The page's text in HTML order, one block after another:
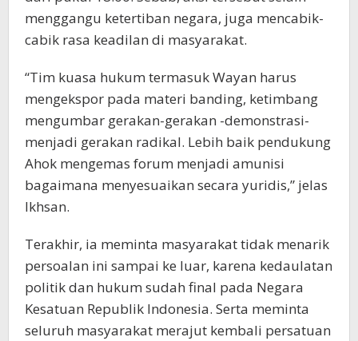
menggangu ketertiban negara, juga mencabik-
cabik rasa keadilan di masyarakat.
“Tim kuasa hukum termasuk Wayan harus
mengekspor pada materi banding, ketimbang
mengumbar gerakan-gerakan -demonstrasi-
menjadi gerakan radikal. Lebih baik pendukung
Ahok mengemas forum menjadi amunisi
bagaimana menyesuaikan secara yuridis,” jelas
Ikhsan.
Terakhir, ia meminta masyarakat tidak menarik
persoalan ini sampai ke luar, karena kedaulatan
politik dan hukum sudah final pada Negara
Kesatuan Republik Indonesia. Serta meminta
seluruh masyarakat merajut kembali persatuan